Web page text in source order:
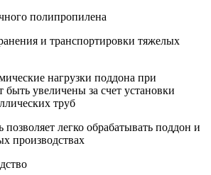
полипропилена
и транспортировки тяжелых
нагрузки поддона при
быть увеличены за счет установки
труб
позволяет легко обрабатывать поддон и
производствах